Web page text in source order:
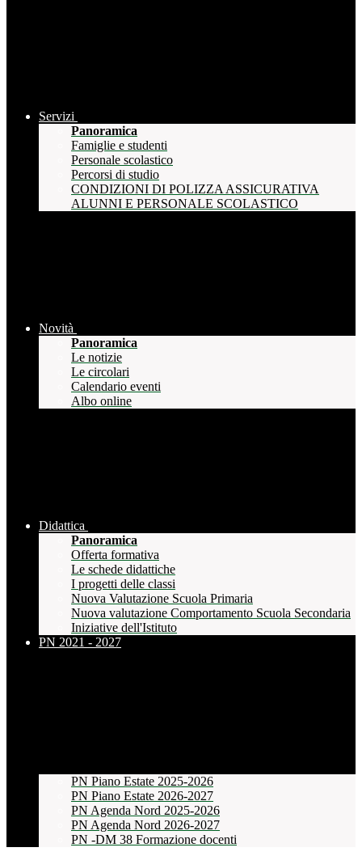
Servizi
Panoramica
Famiglie e studenti
Personale scolastico
Percorsi di studio
CONDIZIONI DI POLIZZA ASSICURATIVA
ALUNNI E PERSONALE SCOLASTICO
Novità
Panoramica
Le notizie
Le circolari
Calendario eventi
Albo online
Didattica
Panoramica
Offerta formativa
Le schede didattiche
I progetti delle classi
Nuova Valutazione Scuola Primaria
Nuova valutazione Comportamento Scuola Secondaria
Iniziative dell'Istituto
PN 2021 - 2027
PN Piano Estate 2025-2026
PN Piano Estate 2026-2027
PN Agenda Nord 2025-2026
PN Agenda Nord 2026-2027
PN -DM 38 Formazione docenti